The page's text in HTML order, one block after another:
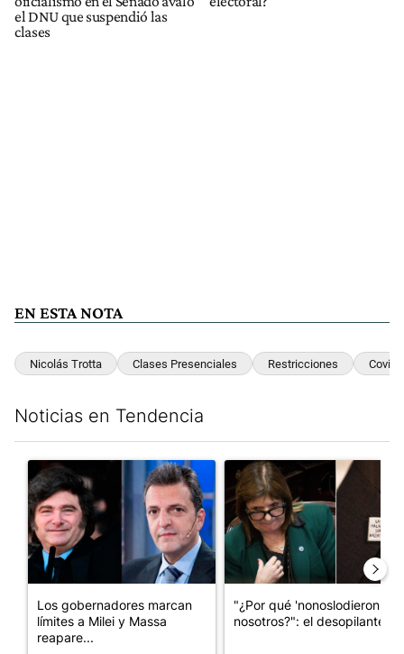
el DNU que suspendió las
clases
EN ESTA NOTA
Nicolás Trotta Clases Presenciales Restricciones
Noticias en Tendencia
Un artículo de tendencia con el título "Los gobernadores
Los gobernadores marcan
límites a Milei y Massa
reapare...
Un artículo de tendencia
"¿Por qué 'nonoslodieron' a
nosotros?": el desopilante ...